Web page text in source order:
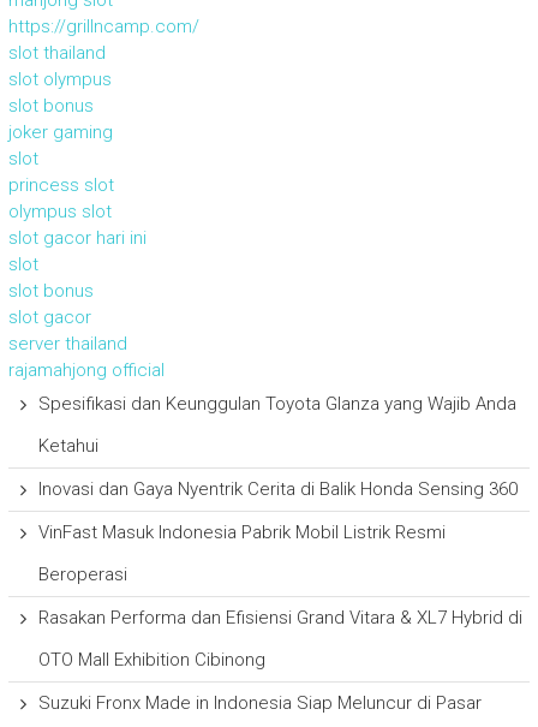
https://grillncamp.com/
slot thailand
slot olympus
slot bonus
joker gaming
slot
princess slot
olympus slot
slot gacor hari ini
slot
slot bonus
slot gacor
server thailand
rajamahjong official
Spesifikasi dan Keunggulan Toyota Glanza yang Wajib Anda
Ketahui
Inovasi dan Gaya Nyentrik Cerita di Balik Honda Sensing 360
VinFast Masuk Indonesia Pabrik Mobil Listrik Resmi
Beroperasi
Rasakan Performa dan Efisiensi Grand Vitara & XL7 Hybrid di
OTO Mall Exhibition Cibinong
Suzuki Fronx Made in Indonesia Siap Meluncur di Pasar